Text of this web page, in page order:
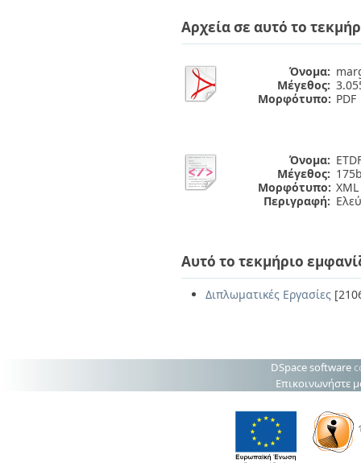
Αρχεία σε αυτό το
Όνομα:
Μέγεθος:
Μορφότυπο: PDF
Όνομα:
Μέγεθος:
Μορφότυπο: XML
Περιγραφή:
Αυτό το τεκμήριο
Διπλωματικές Εργασίες
DSpace software
Επικοινωνήστε